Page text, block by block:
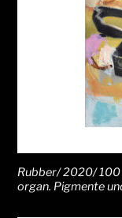
Rubber/ 2020/ 100
organ. Pigmente